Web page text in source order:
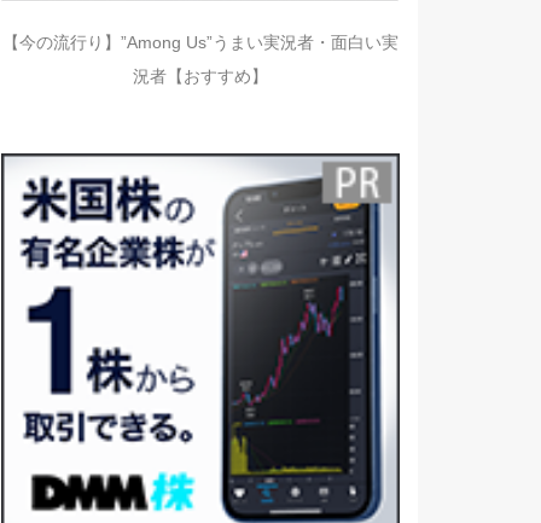
【今の流行り】”Among Us”うまい実況者・面白い実
況者【おすすめ】